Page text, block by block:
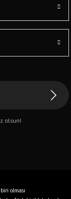
olsun!
olması